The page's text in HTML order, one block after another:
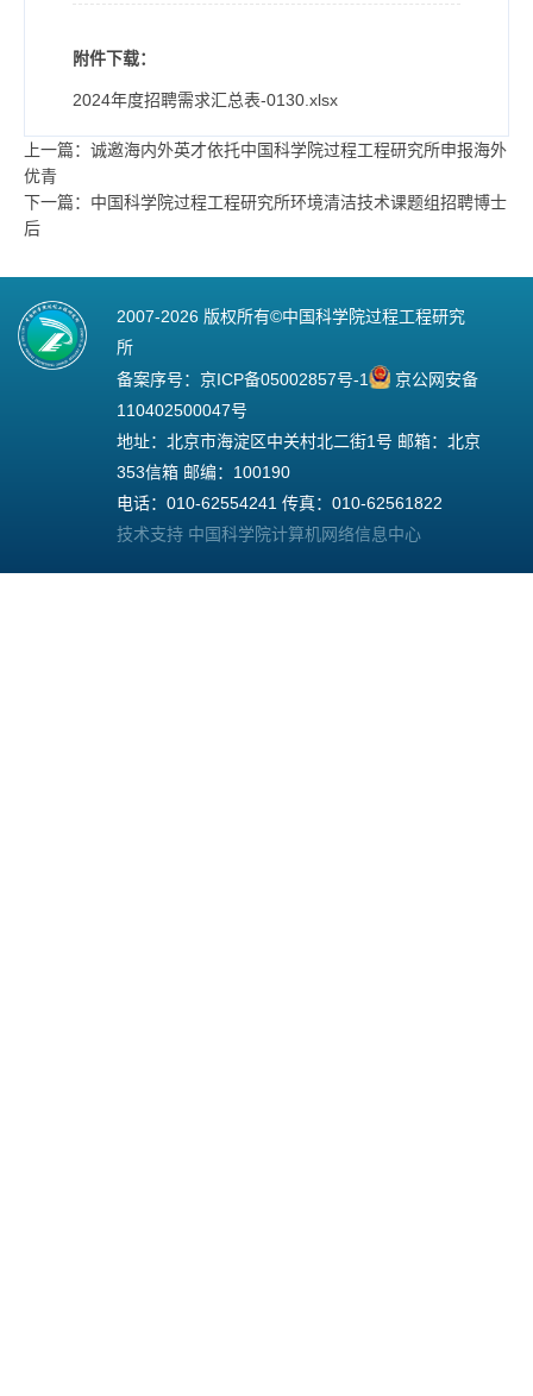
附件下载：
2024年度招聘需求汇总表-0130.xlsx
上一篇：诚邀海内外英才依托中国科学院过程工程研究所申报海外
优青
下一篇：中国科学院过程工程研究所环境清洁技术课题组招聘博士
后
2007-2026 版权所有©中国科学院过程工程研究
所
备案序号： 京ICP备05002857号-1
京公网安备
110402500047号
地址：北京市海淀区中关村北二街1号 邮箱：北京
353信箱 邮编：100190
电话：010-62554241 传真：010-62561822
技术支持 中国科学院计算机网络信息中心